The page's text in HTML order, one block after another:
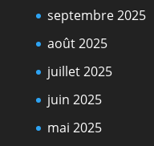
septembre 2025
août 2025
juillet 2025
juin 2025
mai 2025